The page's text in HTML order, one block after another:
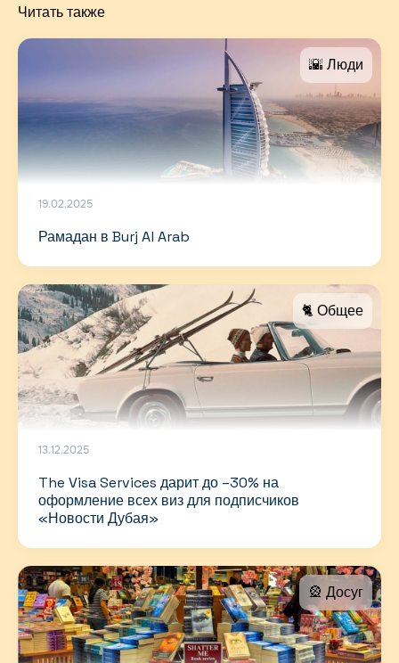
Читать также
🌇 Люди
19.02.2025
Рамадан в Burj Al Arab
🐈 Общее
13.12.2025
The Visa Services дарит до –30% на
оформление всех виз для подписчиков
«Новости Дубая»
🎡 Досуг